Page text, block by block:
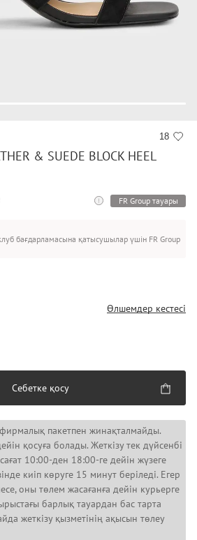
18
& SUEDE BLOCK HEEL
FR Group тауары
бағдарламасына қатысушылар үшін FR Group
Өлшемдер кестесі
Себетке қосу
пакетпен жинақталмайды.
қосуға болады. Жеткізу тек дүйсенбі
10:00-ден 18:00-ге дейін жүзеге
киіп көруге 15 минут беріледі. Егер
оны төлем жасағанға дейін курьерге
барлық тауардан бас тарта
жеткізу қызметінің ақысын төлеу